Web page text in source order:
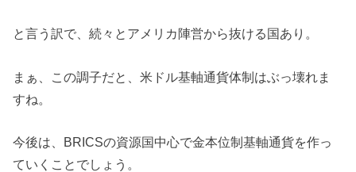
と言う訳で、続々とアメリカ陣営から抜ける国あり。
まぁ、この調子だと、米ドル基軸通貨体制はぶっ壊れま
すね。
今後は、BRICSの資源国中心で金本位制基軸通貨を作っ
ていくことでしょう。